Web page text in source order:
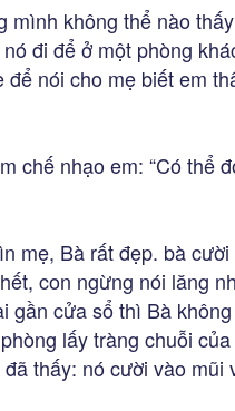
mình không thể nào
đi để ở một phòng
nói cho mẹ biết em
chế nhạo em: “Có thể
mẹ, Bà rất đẹp. bà
con ngừng nói lăng
gần cửa sổ thì Bà
lấy tràng chuỗi
thấy: nó cười vào mũi